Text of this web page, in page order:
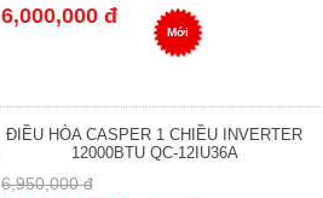
6,000,000 đ
Mới
ĐIỀU HÒA CASPER 1 CHIỀU INVERTER
12000BTU QC-12IU36A
6,950,000 đ